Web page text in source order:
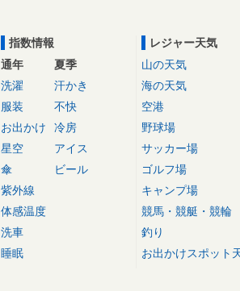
指数情報
通年
洗濯
服装
お出かけ
星空
傘
紫外線
体感温度
洗車
睡眠
夏季
汗かき
不快
冷房
アイス
ビール
レジャー天気
山の天気
海の天気
空港
野球場
サッカー場
ゴルフ場
キャンプ場
競馬・競艇・競輪
釣り
お出かけスポット